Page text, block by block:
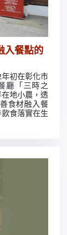
入餐點的
初在彰化市
廳「三時之
地小農，透
食材融入餐
⻝落實在⽣